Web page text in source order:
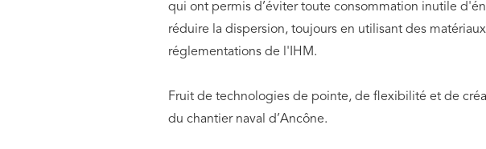
qui ont permis d’éviter toute consommation inutile
réduire la dispersion, toujours en utilisant des
réglementations de l'IHM.
Fruit de technologies de pointe, de flexibilité et de
du chantier naval d’Ancône.